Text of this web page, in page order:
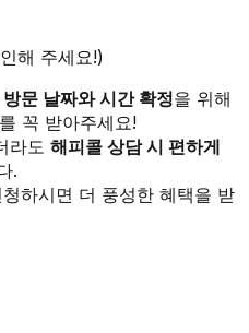
해 주세요!)
방문 날짜와 시간 확정을 위해
꼭 받아주세요!
라도 해피콜 상담 시 편하게
.
하시면 더 풍성한 혜택을 받